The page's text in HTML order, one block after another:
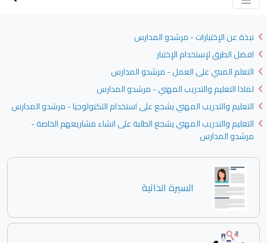
نبذة عن الإختبارات - مرشدو المدارس
افضل الطرق لإستخدام الإختبار
التعلم المبني على العمل - مرشدو المدارس
لماذا التعليم والتدريب المهني - مرشدو المدارس
التعليم والتدريب المهني يشجع على استخدام التكنولوجيا - مرشدو المدارس
التعليم والتدريب المهني يشجع الطلبة على انشاء مشاريعهم الخاصة -
مرشدو المدارس
السيرة الذاتية